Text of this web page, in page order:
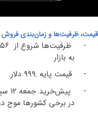
قیمت، ظرفیت‌ها و زمان‌بندی فروش
- ظرفیت‌ها شروع از
به بازار
-
قیمت پایه :۹۹۹ دلار.
-
پیش‌خرید جمعه ۱۲
در برخی کشورها موج